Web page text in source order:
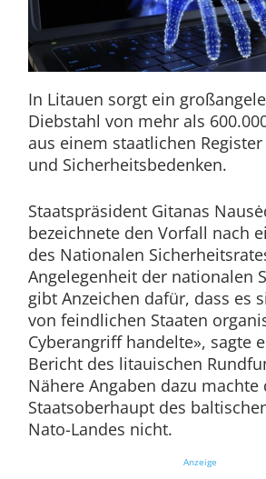
In Litauen sorgt ein
Diebstahl von mehr als
aus einem staatlichen
und Sicherheitsbedenken.
Staatspräsident Gitanas
bezeichnete den Vorfall nach
des Nationalen
Angelegenheit der nationalen
gibt Anzeichen dafür, dass es
von feindlichen Staaten
Cyberangriff handelte», sagte
Bericht des litauischen
Nähere Angaben dazu machte
Staatsoberhaupt des
Nato-Landes nicht.
Anzeige